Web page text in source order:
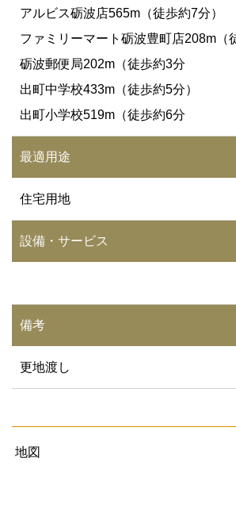
アルビス砺波店565m（徒歩約7分）
ファミリーマート砺波豊町店208m（
砺波郵便局202m（徒歩約3分
出町中学校433m（徒歩約5分）
出町小学校519m（徒歩約6分
最適用途
住宅用地
設備・サービス
備考
更地渡し
地図